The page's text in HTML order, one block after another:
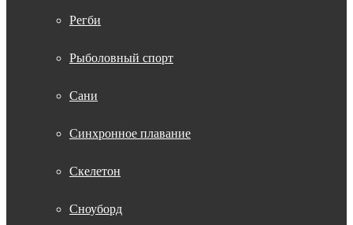
Регби
Рыболовный спорт
Сани
Синхронное плавание
Скелетон
Сноуборд